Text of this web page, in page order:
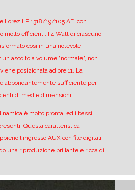
Lorez LP 1318/19/105 AF con
molto efficienti. I 4 Watt di ciascuno
così in una notevole
un ascolto a volume "normale", non
posizionata ad ore 11. La
abbondantemente sufficiente per
di medie dimensioni.
è molto pronta, ed i bassi
Questa caratteristica
l'ingresso AUX con file digitali
una riproduzione brillante e ricca di